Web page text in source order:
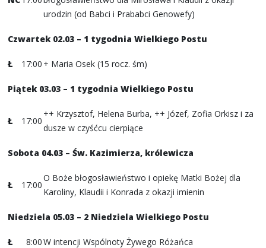
urodzin (od Babci i Prababci Genowefy)
Czwartek 02.03 – 1 tygodnia Wielkiego Postu
Ł 17:00 + Maria Osek (15 rocz. śm)
Piątek 03.03 – 1 tygodnia Wielkiego Postu
Ł 17:00
++ Krzysztof, Helena Burba, ++ Józef, Zofia Orkisz i za
dusze w czyśćcu cierpiące
Sobota 04.03 – Św. Kazimierza, królewicza
Ł 17:00
O Boże błogosławieństwo i opiekę Matki Bożej dla
Karoliny, Klaudii i Konrada z okazji imienin
Niedziela 05.03 – 2 Niedziela Wielkiego Postu
Ł 8:00W intencji Wspólnoty Żywego Różańca